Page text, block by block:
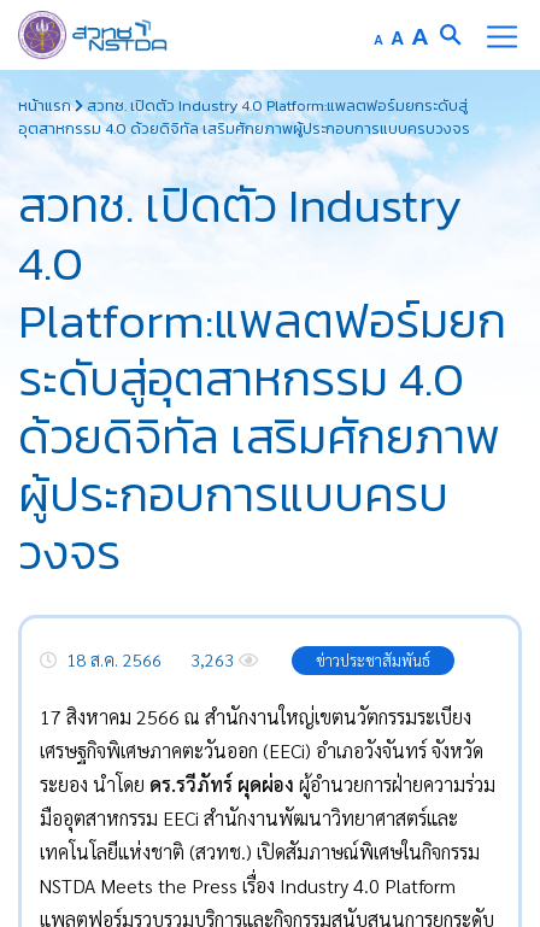
to
content
A Decrease
font
size.
AReset
font
size.
A Increase
font
size.
หน้าแรก
สวทช. เปิดตัว Industry 4.0 Platform:แพลตฟอร์มยกระดับสู่
อุตสาหกรรม 4.0 ด้วยดิจิทัล เสริมศักยภาพผู้ประกอบการแบบครบวงจร
สวทช. เปิดตัว Industry
4.0
Platform:แพลตฟอร์มยก
ระดับสู่อุตสาหกรรม 4.0
ด้วยดิจิทัล เสริมศักยภาพ
ผู้ประกอบการแบบครบ
วงจร
18 ส.ค. 2566 3,263 ข่าวประชาสัมพันธ์
17 สิงหาคม 2566 ณ สำนักงานใหญ่เขตนวัตกรรมระเบียง
เศรษฐกิจพิเศษภาคตะวันออก (EECi) อำเภอวังจันทร์ จังหวัด
ระยอง นำโดย ดร.รวีภัทร์ ผุดผ่อง ผู้อำนวยการฝ่ายความร่วม
มืออุตสาหกรรม EECi สำนักงานพัฒนาวิทยาศาสตร์และ
เทคโนโลยีแห่งชาติ (สวทช.) เปิดสัมภาษณ์พิเศษในกิจกรรม
NSTDA Meets the Press เรื่อง Industry 4.0 Platform
แพลตฟอร์มรวบรวมบริการและกิจกรรมสนับสนุนการยกระดับ